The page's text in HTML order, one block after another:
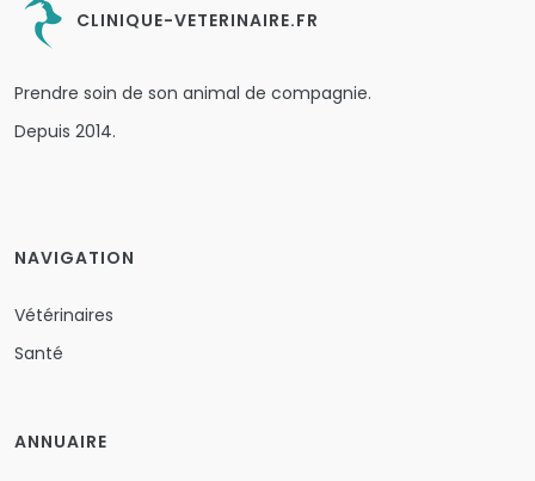
CLINIQUE-VETERINAIRE.FR
Prendre soin de son animal de compagnie.
Depuis 2014.
NAVIGATION
Vétérinaires
Santé
ANNUAIRE